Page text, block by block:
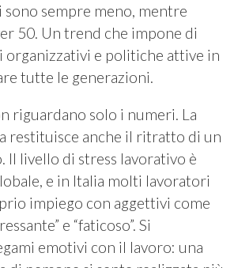
sempre meno, mentre
50. Un trend che impone di
organizzativi e politiche attive in
tutte le generazioni.
riguardano solo i numeri. La
restituisce anche il ritratto di un
Il livello di stress lavorativo è
e in Italia molti lavoratori
impiego con aggettivi come
e “faticoso”. Si
emotivi con il lavoro: una